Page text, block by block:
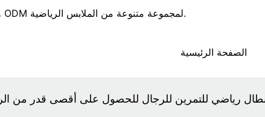
يوفر RoadSunshine خدمات OEM و ODM لمجموعة متنوعة من الملابس الرياضية.
الصفحة الرئيسية
رياضي للتمرين للرجال للحصول على أقصى قدر من